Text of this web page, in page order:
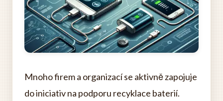
Mnoho firem a organizací se aktivně zapojuje
do iniciativ na podporu recyklace baterií.